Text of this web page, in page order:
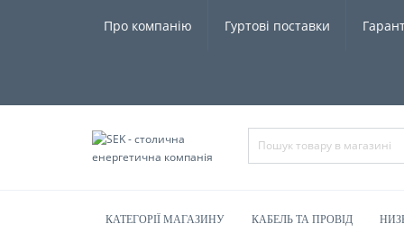
Про компанію Гуртові поставки
КАТЕГОРІЇ МАГАЗИНУ КАБЕЛЬ ТА ПРОВІД